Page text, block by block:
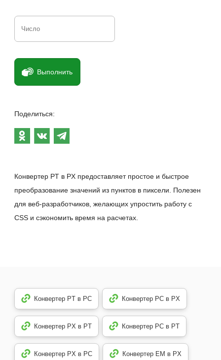
Выполнить
Поделиться:
Конвертер PT в PX предоставляет простое и быстрое
преобразование значений из пунктов в пиксели. Полезен
для веб-разработчиков, желающих упростить работу с
CSS и сэкономить время на расчетах.
Конвертер PT в PC Конвертер PC в PX
Конвертер PX в PT Конвертер PC в PT
Конвертер PX в PC Конвертер EM в PX